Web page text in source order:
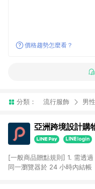
價格趨勢怎麼看？
分類： 流行服飾 男
亞洲跨境設計購
[一般商品贈點規則] 1. 需透
同一瀏覽器於 24 小時內結